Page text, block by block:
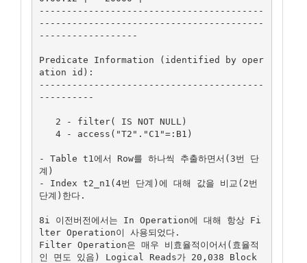
-----------------------------------------
-----------------------------------------
------------------
Predicate Information (identified by oper
ation id):
-----------------------------------------
----------
- Table t1에서 Row를 하나씩 추출하면서(3번 단
계)
- Index t2_n1(4번 단계)에 대해 값을 비교(2번
단계)한다.
8i 이전버전에서는 In Operation에 대해 항상 Fi
lter Operation이 사용되었다.
Filter Operation은 매우 비효율적이어서(효율적
인 면도 있음) Logical Reads가 20,038 Block